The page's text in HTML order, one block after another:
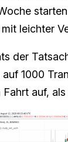
leichter
der
auf 1000
Fahrt auf,